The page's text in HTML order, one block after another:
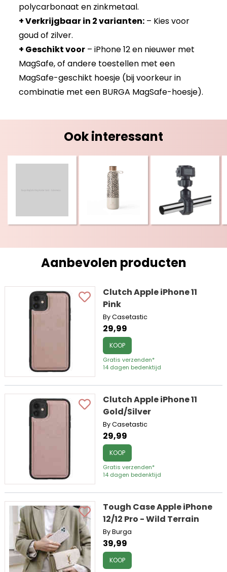
polycarbonaat en zinkmetaal.
+ Verkrijgbaar in 2 varianten: – Kies voor
goud of zilver.
+ Geschikt voor – iPhone 12 en nieuwer met
MagSafe, of andere toestellen met een
MagSafe-geschikt hoesje (bij voorkeur in
combinatie met een BURGA MagSafe-hoesje).
Ook interessant
Aanbevolen producten
Clutch Apple iPhone 11
Pink
By Casetastic
29,99
KOOP
Gratis verzenden*
14 dagen bedenktijd
Clutch Apple iPhone 11
Gold/Silver
By Casetastic
29,99
KOOP
Gratis verzenden*
14 dagen bedenktijd
Tough Case Apple iPhone
12/12 Pro - Wild Terrain
By Burga
39,99
KOOP